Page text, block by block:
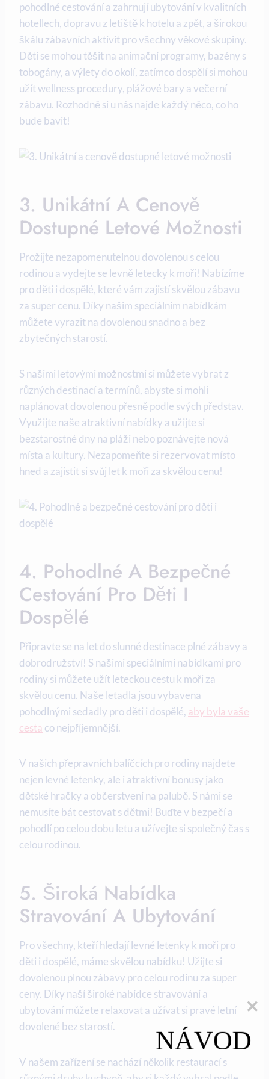
pohodlné cestování a zahrnují ubytování v kvalitních
hotellech, dopravu z​ letiště k⁤ hotelu a zpět, a širokou
škálu zábavních aktivit pro všechny věkové skupiny.
Děti se mohou⁢ těšit na animační programy, bazény s
tobogány, a ‌výlety do okolí, zatímco dospělí ​si mohou
užít wellness‌ procedury, ⁢plážové bary a večerní
zábavu. Rozhodně si ⁤u nás najde každý něco, co ho
bude bavit!
3.⁣ Unikátní A Cenově
Dostupné Letové Možnosti
Prožijte nezapomenutelnou dovolenou s celou
rodinou a vydejte se levně letecky k moři! Nabízíme ‌
pro děti i dospělé, které vám zajistí skvělou zábavu
za super cenu. Díky našim speciálním nabídkám
můžete vyrazit na ​dovolenou snadno a bez
zbytečných starostí.
S našimi letovými možnostmi si‍ můžete vybrat z
různých destinací a termínů, abyste si mohli
naplánovat dovolenou přesně podle svých představ.
Využijte naše atraktivní nabídky a užijte si
bezstarostné dny na pláži nebo poznávejte nová
místa a kultury. Nezapomeňte si rezervovat místo
hned a zajistit si svůj let k⁢ moři⁢ za ‍skvělou cenu!
4. Pohodlné A Bezpečné
Cestování Pro ⁤děti‌ I
Dospělé
Připravte se na let do slunné destinace plné zábavy a
dobrodružství! S našimi speciálními nabídkami pro
rodiny si můžete užít leteckou cestu‍ k moři za
skvělou cenu. Naše letadla jsou vybavena
pohodlnými ⁤sedadly pro děti i dospělé, ‍ aby byla vaše
cesta co‍ nejpříjemnější.
V našich přepravních balíčcích⁣ pro rodiny najdete
nejen levné ‍letenky, ale ⁤i ‍atraktivní bonusy jako
⁢dětské hračky‌ a občerstvení na ⁤palubě. S námi ⁤se
nemusíte bát cestovat s dětmi! Buďte v bezpečí a
pohodlí po celou⁢ dobu letu a užívejte si ⁣společný čas s⁣
celou rodinou.
5. Široká Nabídka‍
Stravování‌ A Ubytování
Pro všechny, kteří hledají levné⁢ letenky k moři pro
děti ​i dospělé, máme skvělou nabídku! Užijte​ si
dovolenou plnou zábavy pro celou rodinu za super
ceny. Díky naší široké nabídce stravování a
ubytování můžete ⁤relaxovat ‌a‌ užívat si pravé ‌letní
dovolené bez ‌starostí.
V našem ‌zařízení se nachází několik restaurací s
NÁVOD